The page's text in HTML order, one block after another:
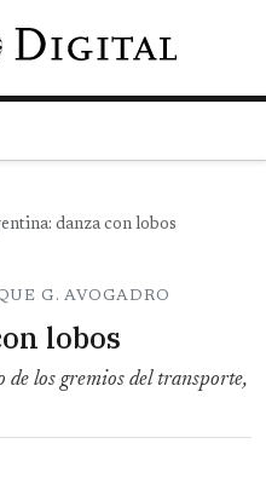
al contenido principal
danza con lobos
G. AVOGADRO
lobos
de los gremios del transporte,